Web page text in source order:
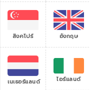
สิงคโปร์ อังกฤษ
เนเธอร์แลนด์ ไอร์แลนด์